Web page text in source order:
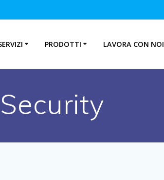
PRODOTTI LAVORA CON NOI